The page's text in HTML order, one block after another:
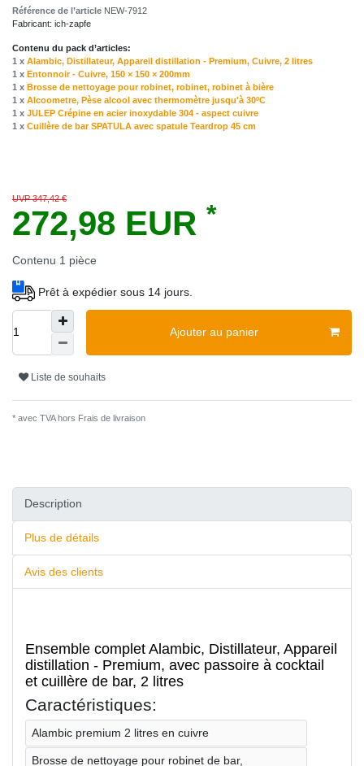
Référence de l’article NEW-7912
Fabricant: ich-zapfe
Contenu du pack d’articles:
1 x Alambic, Distillateur, Appareil distillation - Premium, Cuivre, 2 litres
1 x Entonnoir - Cuivre, 150 × 150 × 200mm
1 x Brosse de nettoyage pour robinet, robinet, robinet à bière
1 x Alcoometre, Pèse alcool avec thermomètre jusqu'à 30ºC
1 x JULEP Crépine en acier inoxydable 304 - aspect cuivre
1 x Cuillère de bar SPATULA avec spatule Teardrop 45 cm
UVP 347,42 €
272,98 EUR *
Contenu 1 pièce
Prêt à expédier sous 14 jours.
Ajouter au panier
Liste de souhaits
* avec TVA hors Frais de livraison
Description
Plus de détails
Avis des clients
Ensemble complet Alambic, Distillateur, Appareil
distillation - Premium, avec passoire à cocktail
et cuillère de bar, 2 litres
Caractéristiques:
Alambic premium 2 litres en cuivre
Brosse de nettoyage pour robinet de bar,